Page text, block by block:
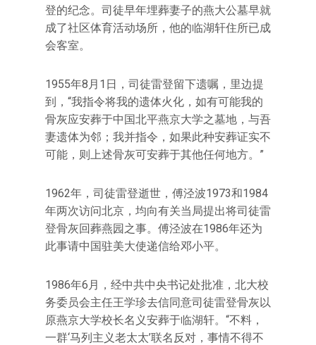
登的纪念。司徒早年埋葬妻子的燕大公墓早就
成了社区体育活动场所，他的临湖轩住所已成
会客室。
1955年8月1日，司徒雷登留下遗嘱，里边提
到，“我指令将我的遗体火化，如有可能我的
骨灰应安葬于中国北平燕京大学之墓地，与吾
妻遗体为邻；我并指令，如果此种安葬证实不
可能，则上述骨灰可安葬于其他任何地方。”
1962年，司徒雷登逝世，傅泾波1973和1984
年两次访问北京，均向有关当局提出将司徒雷
登骨灰回葬燕园之事。傅泾波在1986年还为
此事请中国驻美大使递信给邓小平。
1986年6月，经中共中央书记处批准，北大校
务委员会主任王学珍去信同意司徒雷登骨灰以
原燕京大学校长名义安葬于临湖轩。“不料，
一群‘马列主义老太太’联名反对，事情不得不